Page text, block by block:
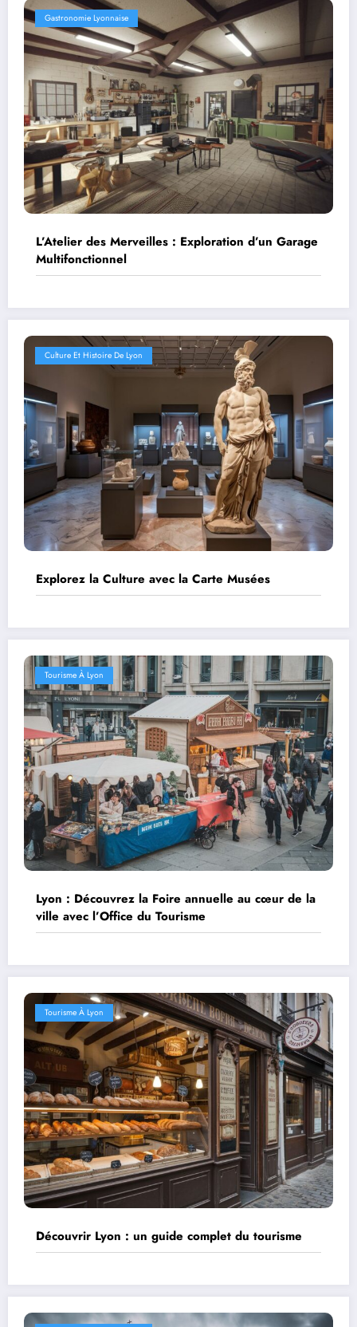
Gastronomie Lyonnaise
L’Atelier des Merveilles : Exploration d’un Garage
Multifonctionnel
Culture Et Histoire De Lyon
Explorez la Culture avec la Carte Musées
Tourisme À Lyon
Lyon : Découvrez la Foire annuelle au cœur de la
ville avec l’Office du Tourisme
Tourisme À Lyon
Découvrir Lyon : un guide complet du tourisme